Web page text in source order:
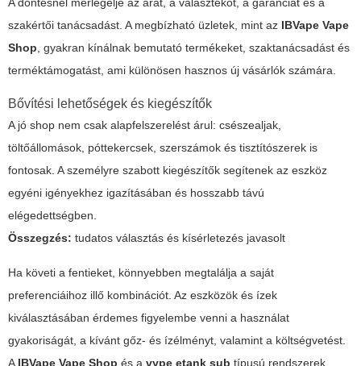
A döntésnél mérlegelje az árat, a választékot, a garanciát és a
szakértői tanácsadást. A megbízható üzletek, mint az IBVape Vape
Shop, gyakran kínálnak bemutató termékeket, szaktanácsadást és
terméktámogatást, ami különösen hasznos új vásárlók számára.
Bővítési lehetőségek és kiegészítők
A jó shop nem csak alapfelszerelést árul: csészealjak,
töltőállomások, póttekercsek, szerszámok és tisztítószerek is
fontosak. A személyre szabott kiegészítők segítenek az eszköz
egyéni igényekhez igazításában és hosszabb távú
elégedettségben.
Összegzés: tudatos választás és kísérletezés javasolt
Ha követi a fentieket, könnyebben megtalálja a saját
preferenciáihoz illő kombinációt. Az eszközök és ízek
kiválasztásában érdemes figyelembe venni a használat
gyakoriságát, a kívánt gőz- és ízélményt, valamint a költségvetést.
AIBVape Vape Shop és a vype etank sub típusú rendszerek